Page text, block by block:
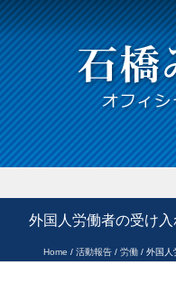
Skip to content
外国人労働者の受け
Home / 活動報告/ 労働/ 外国人